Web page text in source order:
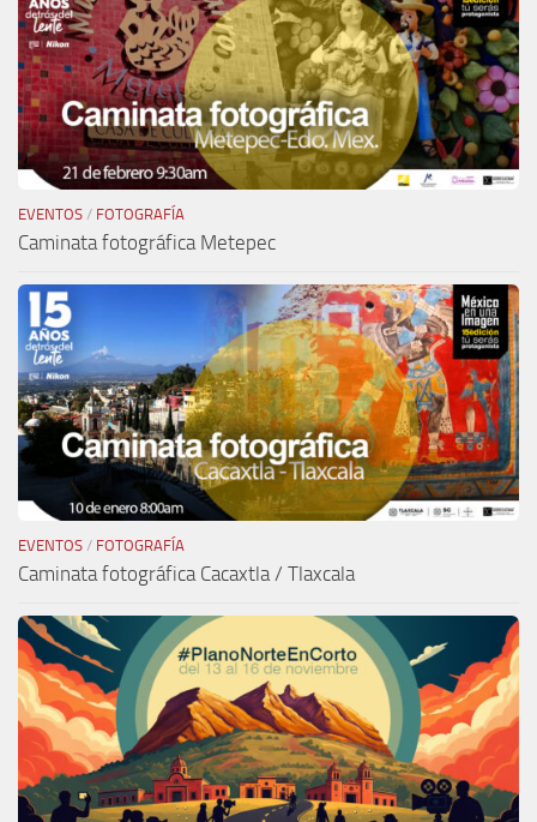
EVENTOS / FOTOGRAFÍA
Caminata fotográfica Metepec
EVENTOS / FOTOGRAFÍA
Caminata fotográfica Cacaxtla / Tlaxcala